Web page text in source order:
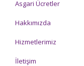
Asgari Ücretler
Hakkımızda
Hizmetlerimiz
İletişim